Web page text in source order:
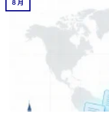
8 月